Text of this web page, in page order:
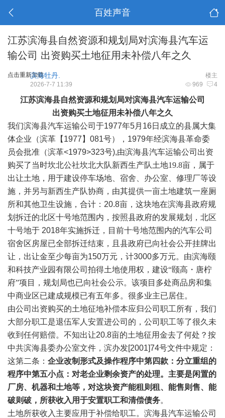
百姓声音
江苏滨海县自然资源和规划局对滨海县汽车运
输公司 出资购买土地征用未补偿八年之久
点击重新加载 楼主
滨海牡丹.
969 4
2026-7-7 11:39
江苏滨海县自然资源和规划局对滨海县汽车运输公司
出资购买土地征用未补偿八年之久
我们滨海县汽车运输公司于1977年5月16日成立的县属大集
体企业（滨革【1977】081号），1979年经滨海县革命委
员会批准（滨革<1979>323号),由滨海县汽车运输公司出资
购买了当时坎北公社坎北大队新西生产队土地19.8亩 ，属于
出让土地，用于建设停车场地、宿舍、办公室、修理厂等设
施，并另与新西生产队协商，由其提供一亩土地建筑一座厕
所和其他卫生设施，合计：20.8亩，这块地在滨海县政府规
划拆迁的北区十号地范围内，按照县政府的发展规划，北区
十号地于 2018年实施拆迁，目前十号地范围内的汽车公司
宿舍区房屋已全部拆迁结束，且县政府已向社会公开挂牌出
让，出让金至少每亩为150万元，计3000多万元。由滨海颐
和科技产业园有限公司拍得土地使用权， 建设“颐高・唐柠
府”项目
，规划局也已向社会公示。该项目多处商品房和集
中商业区已建成规模已有五年多。很多业主已居住。
由公司出资购买的土地征地补偿本应归公司职工所有，我们
大部分职工是退伍军人安置进公司的，公司职工等了很久未
收到任何赔偿。不知出让20.8亩的土地征用金去了何处？按
中共滨海县委办公室文件，滨办发[2001]74号文件中规定：
这第二条： 企业改制形式及操作程序中第四款：分立重组的
程序中第五小点：对老企业剩余资产的处理。主要是闲置的
厂房、机器和土地等，对这块资产能租则租、能售则售、能
破则破，所获收入用于安置职工和清偿债务。
土地所获收入主要应用于补偿给职工。滨海县汽车运输公司